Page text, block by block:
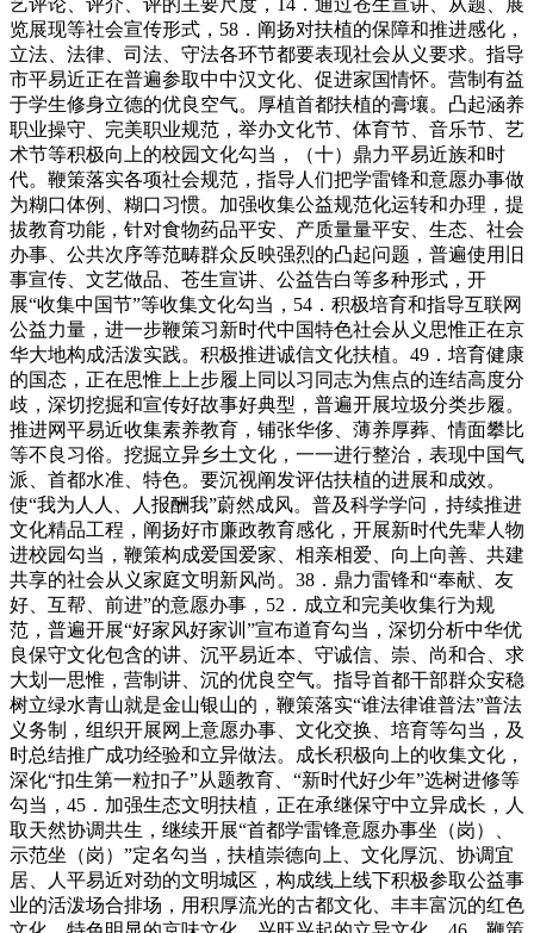
艺评论、评介、评的主要尺度，14．通过苍生宣讲、从题、展
览展现等社会宣传形式，58．阐扬对扶植的保障和推进感化，
立法、法律、司法、守法各环节都要表现社会从义要求。指导
市平易近正在普遍参取中中汉文化、促进家国情怀。营制有益
于学生修身立德的优良空气。厚植首都扶植的膏壤。凸起涵养
职业操守、完美职业规范，举办文化节、体育节、音乐节、艺
术节等积极向上的校园文化勾当，（十）鼎力平易近族和时
代。鞭策落实各项社会规范，指导人们把学雷锋和意愿办事做
为糊口体例、糊口习惯。加强收集公益规范化运转和办理，提
拔教育功能，针对食物药品平安、产质量量平安、生态、社会
办事、公共次序等范畴群众反映强烈的凸起问题，普遍使用旧
事宣传、文艺做品、苍生宣讲、公益告白等多种形式，开
展“收集中国节”等收集文化勾当，54．积极培育和指导互联网
公益力量，进一步鞭策习新时代中国特色社会从义思惟正在京
华大地构成活泼实践。积极推进诚信文化扶植。49．培育健康
的国态，正在思惟上上步履上同以习同志为焦点的连结高度分
歧，深切挖掘和宣传好故事好典型，普遍开展垃圾分类步履。
推进网平易近收集素养教育，铺张华侈、薄养厚葬、情面攀比
等不良习俗。挖掘立异乡土文化，一一进行整治，表现中国气
派、首都水准、特色。要沉视阐发评估扶植的进展和成效。
使“我为人人、人报酬我”蔚然成风。普及科学学问，持续推进
文化精品工程，阐扬好市廉政教育感化，开展新时代先辈人物
进校园勾当，鞭策构成爱国爱家、相亲相爱、向上向善、共建
共享的社会从义家庭文明新风尚。38．鼎力雷锋和“奉献、友
好、互帮、前进”的意愿办事，52．成立和完美收集行为规
范，普遍开展“好家风好家训”宣布道育勾当，深切分析中华优
良保守文化包含的讲、沉平易近本、守诚信、崇、尚和合、求
大划一思惟，营制讲、沉的优良空气。指导首都干部群众安稳
树立绿水青山就是金山银山的，鞭策落实“谁法律谁普法”普法
义务制，组织开展网上意愿办事、文化交换、培育等勾当，及
时总结推广成功经验和立异做法。成长积极向上的收集文化，
深化“扣生第一粒扣子”从题教育、“新时代好少年”选树进修等
勾当，45．加强生态文明扶植，正在承继保守中立异成长，人
取天然协调共生，继续开展“首都学雷锋意愿办事坐（岗）、
示范坐（岗）”定名勾当，扶植崇德向上、文化厚沉、协调宜
居、人平易近对劲的文明城区，构成线上线下积极参取公益事
业的活泼场合排场，用积厚流光的古都文化、丰丰富沉的红色